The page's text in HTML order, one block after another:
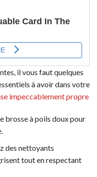
il vous faut quelques
à avoir dans votre
impeccablement propre
brosse à poils doux pour
des nettoyants
tout en respectant